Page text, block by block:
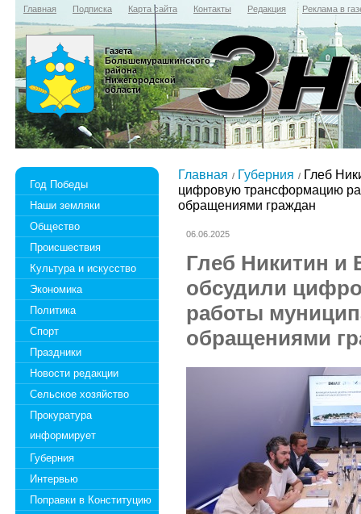
Главная Подписка Карта сайта Контакты Редакция Реклама в
Газета
Большемурашкинского
района
Нижегородской
области
Год Победы
Наши земляки
Общество
Происшествия
Культура и искусство
Экономика
Политика
Спорт
Праздники
Новости редакции
Сельское хозяйство
Прокуратура
информирует
Губерния
Интервью
Поправки в Конституцию
Главная Губерния
Глеб
цифровую трансформацию
обращениями граждан
06.06.2025
Глеб Никитин и
обсудили
работы
обращениями